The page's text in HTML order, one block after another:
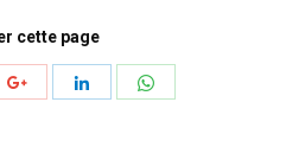
cette page
Partager Partager